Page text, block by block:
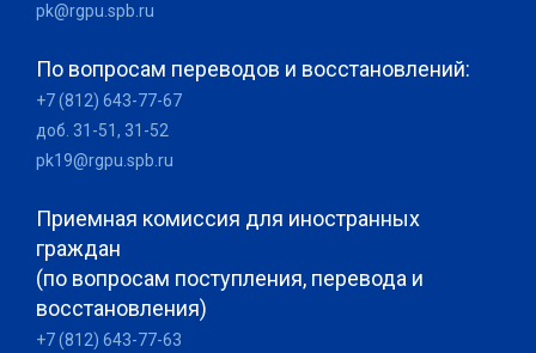
pk@rgpu.spb.ru
По вопросам переводов и восстановлений:
+7 (812) 643-77-67
доб. 31-51, 31-52
pk19@rgpu.spb.ru
Приемная комиссия для иностранных
граждан
(по вопросам поступления, перевода и
восстановления)
+7 (812) 643-77-63